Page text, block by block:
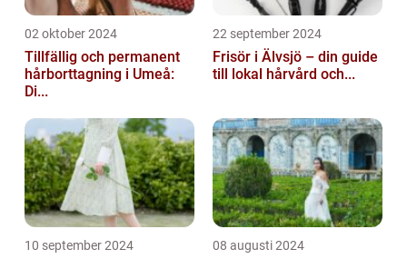
02 oktober 2024
Tillfällig och permanent
hårborttagning i Umeå:
Di...
22 september 2024
Frisör i Älvsjö – din guide
till lokal hårvård och...
10 september 2024 08 augusti 2024